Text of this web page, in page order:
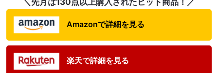
＼先月は130点以上購入されたヒット商品！／
Amazonで詳細を見る
楽天で詳細を見る